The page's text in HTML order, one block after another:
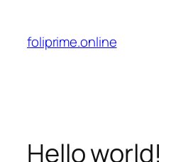
foliprime.online
Hello world!